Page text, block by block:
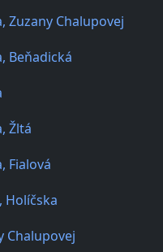
Zuzany Chalupovej
Beňadická
Žltá
Fialová
Holíčska
Chalupovej